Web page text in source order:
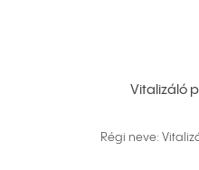
Vitalizáló
Régi neve: